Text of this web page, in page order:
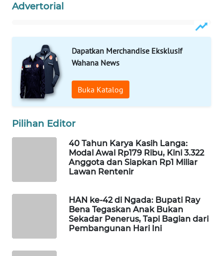
Advertorial
Dapatkan Merchandise Eksklusif
Wahana News
Buka Katalog
Pilihan Editor
40 Tahun Karya Kasih Langa:
Modal Awal Rp179 Ribu, Kini 3.322
Anggota dan Siapkan Rp1 Miliar
Lawan Rentenir
HAN ke-42 di Ngada: Bupati Ray
Bena Tegaskan Anak Bukan
Sekadar Penerus, Tapi Bagian dari
Pembangunan Hari Ini
ID
WAHANANEWS
CO ID
WAHANANEWS
NET
UMKM